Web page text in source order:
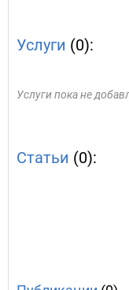
Услуги (0):
Услуги пока не
Статьи (0):